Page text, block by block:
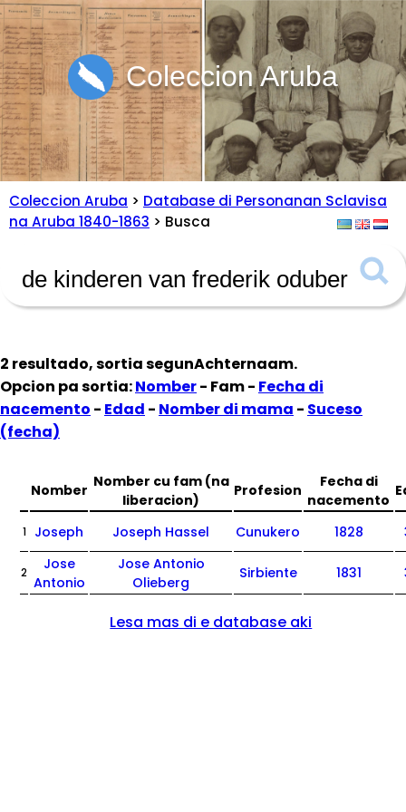
Coleccion Aruba
Coleccion Aruba > Database di Personanan Sclavisa
na Aruba 1840-1863 > Busca
2 resultado, sortia segunAchternaam.
Opcion pa sortia:Nomber- Fam - Fecha di
nacemento - Edad - Nomber di mama - Suceso
(fecha)
Nomber Nomber cu fam (na
liberacion)
Profesion
Fecha di
nacemento
1 Joseph Joseph Hassel Cunukero 1828
2
Jose
Antonio
Jose Antonio
Olieberg
Sirbiente 1831
Lesa mas di e database aki